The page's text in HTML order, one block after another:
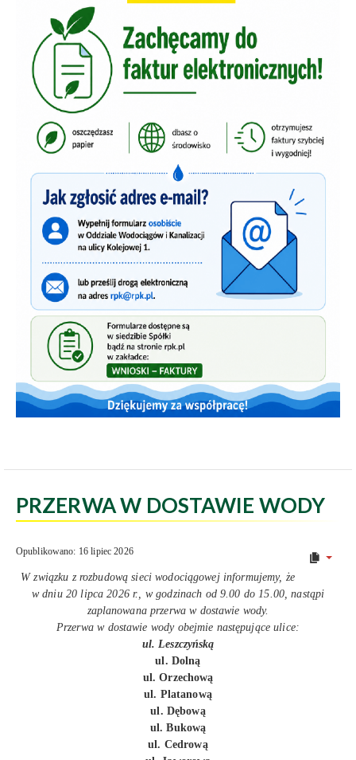
PRZERWA W DOSTAWIE WODY
Opublikowano: 16 lipiec 2026
W związku z rozbudową sieci wodociągowej informujemy, że
w dniu 20 lipca 2026 r., w godzinach od 9.00 do 15.00, nastąpi
zaplanowana przerwa w dostawie wody.
Przerwa w dostawie wody obejmie następujące ulice:
ul. Leszczyńską
ul. Dolną
ul. Orzechową
ul. Platanową
ul. Dębową
ul. Bukową
ul. Cedrową